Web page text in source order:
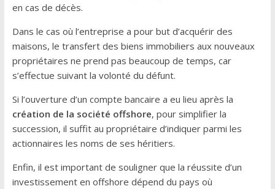
en cas de décès.
Dans le cas où l’entreprise a pour but d’acquérir des
maisons, le transfert des biens immobiliers aux nouveaux
propriétaires ne prend pas beaucoup de temps, car
s’effectue suivant la volonté du défunt.
Si l’ouverture d’un compte bancaire a eu lieu après la
création de la société offshore, pour simplifier la
succession, il suffit au propriétaire d’indiquer parmi les
actionnaires les noms de ses héritiers.
Enfin, il est important de souligner que la réussite d’un
investissement en offshore dépend du pays où